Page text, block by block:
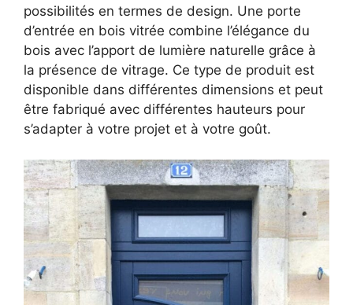
possibilités en termes de design. Une porte
d’entrée en bois vitrée combine l’élégance du
bois avec l’apport de lumière naturelle grâce à
la présence de vitrage. Ce type de produit est
disponible dans différentes dimensions et peut
être fabriqué avec différentes hauteurs pour
s’adapter à votre projet et à votre goût.